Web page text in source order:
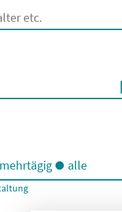
wenn
mehrtägige Veranstaltungen
mehrtägig alle